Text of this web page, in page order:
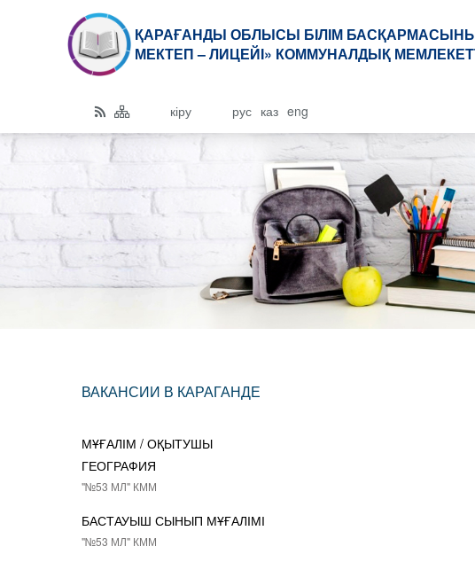
ҚАРАҒАНДЫ ОБЛЫСЫ БІЛІМ
МЕКТЕП – ЛИЦЕЙІ» КОММУНАЛДЫҚ
кіру рус каз eng
ВАКАНСИИ В КАРАГАНДЕ
МҰҒАЛІМ / ОҚЫТУШЫ
ГЕОГРАФИЯ
"№53 МЛ" КММ
БАСТАУЫШ СЫНЫП МҰҒАЛІМІ
"№53 МЛ" КММ